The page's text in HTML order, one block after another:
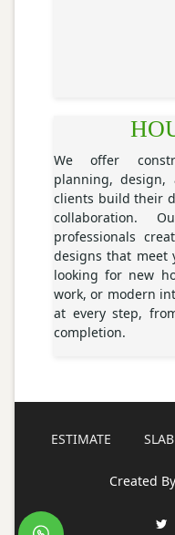
We offer
planning,
clients build their
collaboration.
professionals
designs that meet
looking for new
work, or modern
at every step,
completion.
ESTIMATE SLAB
Created By